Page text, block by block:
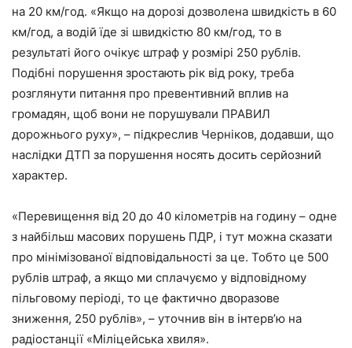
на 20 км/год. «Якщо на дорозі дозволена швидкість в 60
км/год, а водій їде зі швидкістю 80 км/год, то в
результаті його очікує штраф у розмірі 250 рублів.
Подібні порушення зростають рік від року, треба
розглянути питання про превентивний вплив на
громадян, щоб вони не порушували ПРАВИЛ
дорожнього руху», – підкреслив Черніков, додавши, що
наслідки ДТП за порушення носять досить серйозний
характер.
«Перевищення від 20 до 40 кілометрів на годину – одне
з найбільш масових порушень ПДР, і тут можна сказати
про мінімізованої відповідальності за це. Тобто це 500
рублів штраф, а якщо ми сплачуємо у відповідному
пільговому періоді, то це фактично дворазове
зниження, 250 рублів», – уточнив він в інтерв’ю на
радіостанції «Міліцейська хвиля».